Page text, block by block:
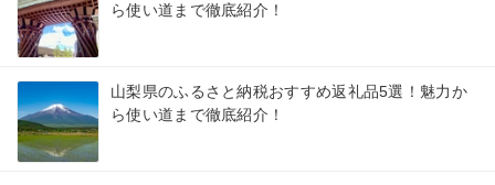
ら使い道まで徹底紹介！
山梨県のふるさと納税おすすめ返礼品5選！魅力か
ら使い道まで徹底紹介！